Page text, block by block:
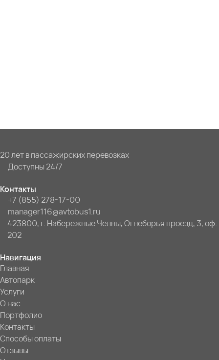
20 лет в пассажирских перевозках
Доступны 24/7
Контакты
+7 (855) 278-17-00
manager116@avtobus1.ru
423800, г. Набережные Челны, Огнеборья проезд, 3, оф.
202
Навигация
Главная
Автопарк
Услуги
О нас
Портфолио
Контакты
Способы оплаты
Отзывы